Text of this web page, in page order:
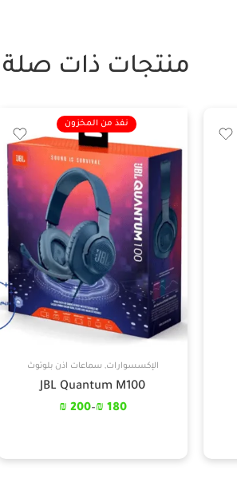
منتجات ذات صلة
نفذ من المخزون
الإكسسوارات, سماعات اذن بلوتوث
JBL Quantum M100
180
₪
–
200
₪